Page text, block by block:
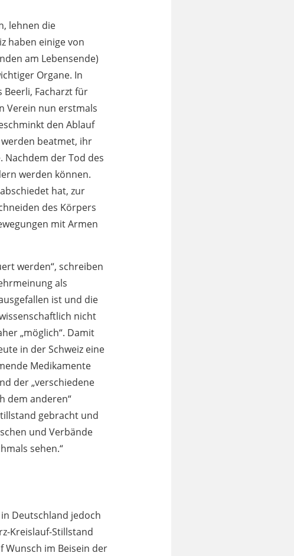
lehnen die
haben einige von
am Lebensende)
Organe. In
Beerli, Facharzt für
Verein nun erstmals
den Ablauf
beatmet, ihr
Nachdem der Tod des
werden können.
hat, zur
des Körpers
mit Armen
werden“, schreiben
als
ist und die
nicht
„möglich“. Damit
in der Schweiz eine
Medikamente
der „verschiedene
dem anderen“
gebracht und
und Verbände
sehen.“
Deutschland jedoch
Kreislauf-Stillstand
Wunsch im Beisein der